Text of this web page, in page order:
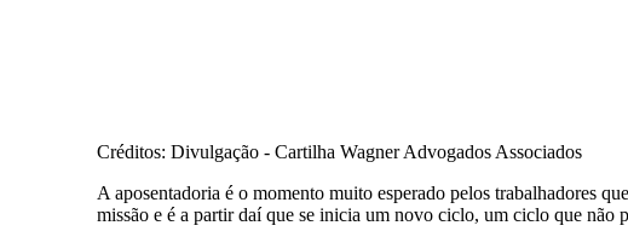
Créditos: Divulgação - Cartilha Wagner Advogados Associados
A aposentadoria é o momento muito esperado pelos trabalhadores
missão e é a partir daí que se inicia um novo ciclo, um ciclo que não